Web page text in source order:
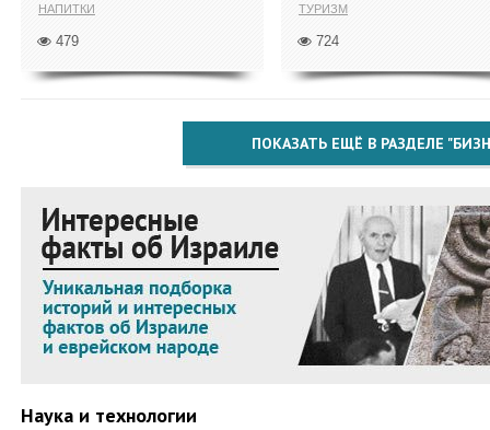
НАПИТКИ
479
ТУРИЗМ
724
ПОКАЗАТЬ ЕЩЁ В РАЗДЕЛЕ
Наука и технологии